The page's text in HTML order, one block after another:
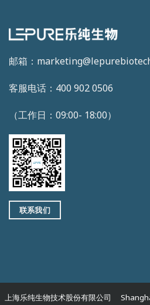
邮箱：
客服电话：400 902 0506
（工作日：09:00- 18:00）
联系我们
上海乐纯生物技术股份有限公司